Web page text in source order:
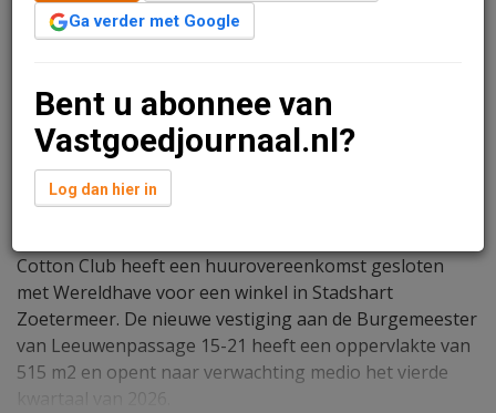
Cotton Club heeft een huurovereenkomst gesloten
met Wereldhave voor een winkel in Stadshart
Zoetermeer. De nieuwe vestiging aan de Burgemeester
van Leeuwenpassage 15-21 heeft een oppervlakte van
515 m2 en opent naar verwachting medio het vierde
kwartaal van 2026.
Ga verder met Google
Bent u abonnee van
Vastgoedjournaal.nl?
Log dan hier in